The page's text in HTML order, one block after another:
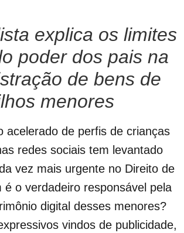
explica os limites
poder dos pais na
de bens de
menores
acelerado de perfis de crianças
redes sociais tem levantado
vez mais urgente no Direito de
é o verdadeiro responsável pela
digital desses menores?
vindos de publicidade,